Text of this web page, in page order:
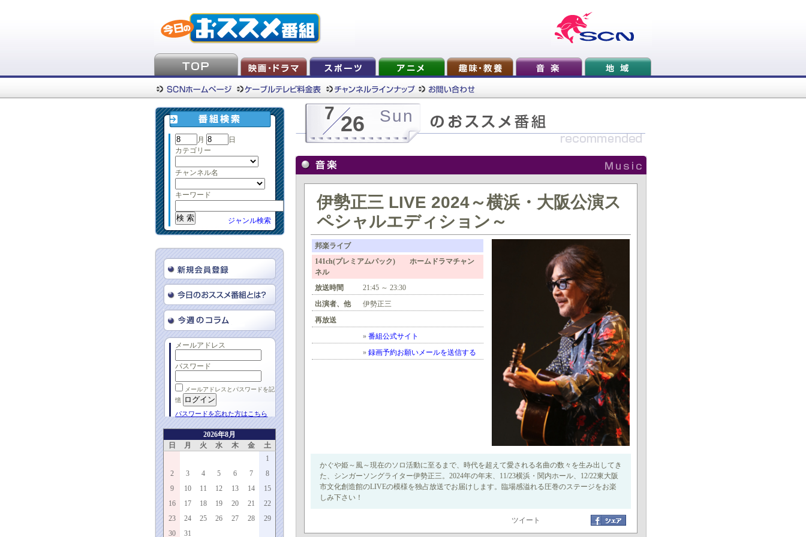
月
日
カテゴリー
チャンネル名
キーワード
ジャンル検索
メールアドレス
パスワード
メールアドレスとパスワードを記
憶
パスワードを忘れた方はこちら
2026年8月
日
月 火 水 木 金
土
1
2
3 4 5 6 7
8
9
10 11 12 13 14
15
16
17 18 19 20 21
22
23
24 25 26 27 28
29
30
31
7 26 Sun
伊勢正三 LIVE 2024～横浜・大阪公演ス
ペシャルエディション～
邦楽ライブ
141ch(プレミアムパック) ホームドラマチャン
ネル
放送時間
21:45 ～ 23:30
出演者、他
伊勢正三
再放送
» 番組公式サイト
» 録画予約お願いメールを送信する
かぐや姫～風～現在のソロ活動に至るまで、時代を超えて愛される名曲の数々を生み出してき
た、シンガーソングライター伊勢正三。2024年の年末、11/23横浜・関内ホール、12/22東大阪
市文化創造館のLIVEの模様を独占放送でお届けします。臨場感溢れる圧巻のステージをお楽
しみ下さい！
ツイート